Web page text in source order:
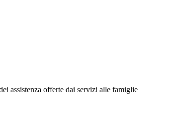
assistenza offerte dai servizi alle famiglie